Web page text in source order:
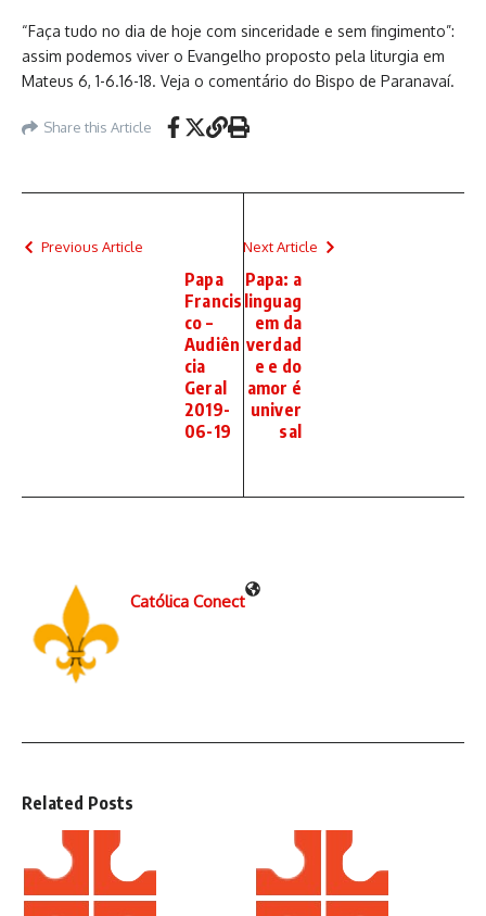
“Faça tudo no dia de hoje com sinceridade e sem fingimento”:
assim podemos viver o Evangelho proposto pela liturgia em
Mateus 6, 1-6.16-18. Veja o comentário do Bispo de Paranavaí.
Share this Article
Previous Article
Papa
Francis
co –
Audiên
cia
Geral
2019-
06-19
Next Article
Papa: a
linguag
em da
verdad
e e do
amor é
univer
sal
Católica Conect
Related Posts